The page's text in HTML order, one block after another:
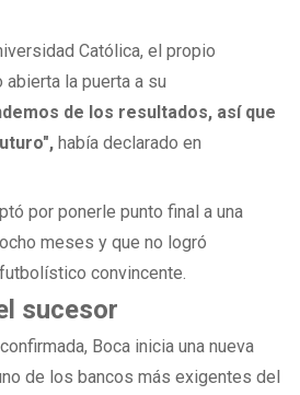
Católica, el propio
abierta la puerta a su
de los resultados, así que
había declarado en
por ponerle punto final a una
meses y que no logró
convincente.
sucesor
Boca inicia una nueva
de los bancos más exigentes del